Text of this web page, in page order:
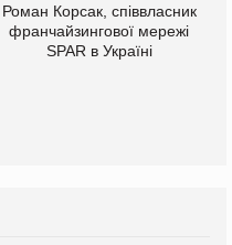
Роман Корсак, співвласник
франчайзингової мережі
SPAR в Україні